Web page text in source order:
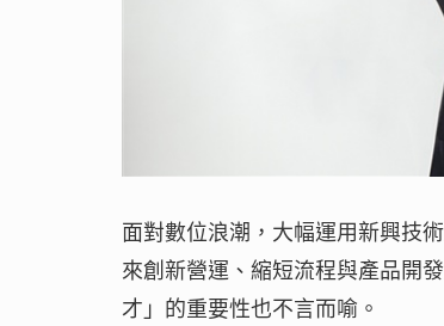
面對數位浪潮，大幅運用新興技
來創新營運、縮短流程與產品開
才」的重要性也不言而喻。